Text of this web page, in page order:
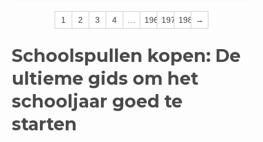
1 2 3 4 … 196 197 198 →
Schoolspullen kopen: De
ultieme gids om het
schooljaar goed te
starten